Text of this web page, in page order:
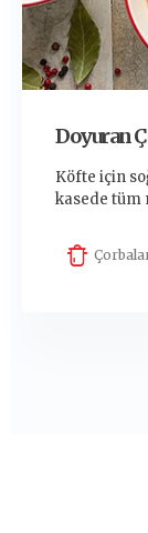
Doyuran
Köfte için
kasede tüm